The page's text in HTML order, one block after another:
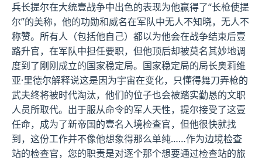
兵长提尔在大统壹战争中出色的表现为他赢得了“长枪使提
尔”的美称，他的功勋和威名在军队中无人不知晓，无人不
称赞。所有人（包括他自己）都以为他会在战争结束后壹
路升官，在军队中担任要职，但他顶后却被莫名其妙地调
度到了刚刚成立的国家稳定局。国家稳定局的局长奥莉维
亚·里德尔解释说这是因为宇宙在变化，只懂得舞刀弄枪的
武夫终将被时代淘汰，他们的位子也会被踏实勤恳的文职
人员所取代。出于服从命令的军人天性，提尔接受了这壹
任命，成为了新帝国的壹名入境检查官，但他很快就找
到，这份工作并不像他想象得那么单纯……作为边境检查
站的检查官，您的职责是对逐个那个想要通过检查站的旅